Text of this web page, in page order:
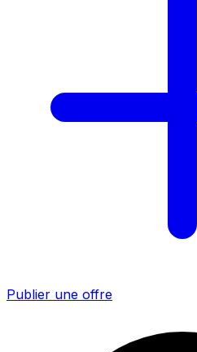
Publier une offre